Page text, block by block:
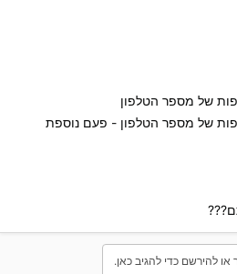
להירשם כדי להגיב כאן.